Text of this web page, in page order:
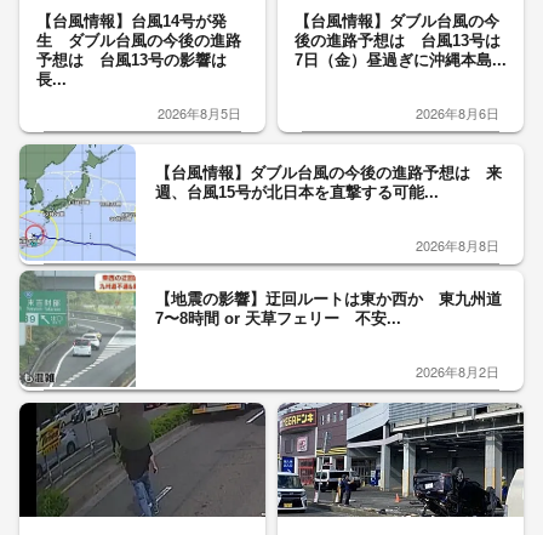
【台風情報】台風14号が発
生 ダブル台風の今後の進路
予想は 台風13号の影響は
長...
2026年8月5日
【台風情報】ダブル台風の今
後の進路予想は 台風13号は
7日（金）昼過ぎに沖縄本島...
2026年8月6日
【台風情報】ダブル台風の今後の進路予想は 来
週、台風15号が北日本を直撃する可能...
2026年8月8日
【地震の影響】迂回ルートは東か西か 東九州道
7〜8時間 or 天草フェリー 不安...
2026年8月2日